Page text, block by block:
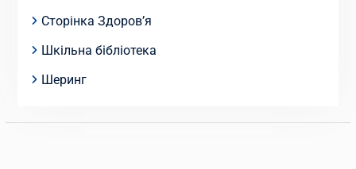
Сторінка Здоров’я
Шкільна бібліотека
Шеринг